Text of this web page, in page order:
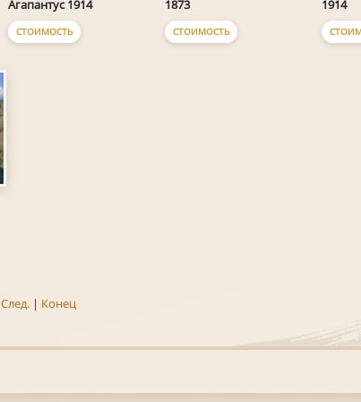
Агапантус 1914
СТОИМОСТЬ
1873
СТОИМОСТЬ
1914
След.| Конец